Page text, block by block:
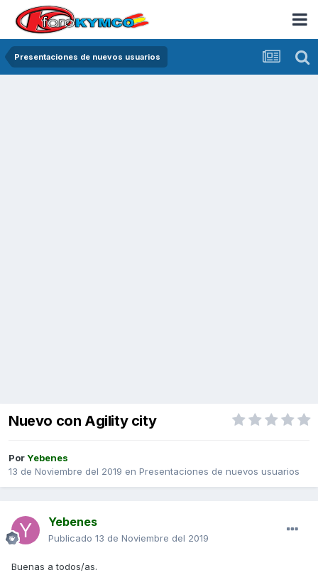
Presentaciones de nuevos usuarios
Nuevo con Agility city
PorYebenes
13 de Noviembre del 2019 en Presentaciones de nuevos usuarios
Yebenes
Publicado 13 de Noviembre del 2019
Buenas a todos/as.